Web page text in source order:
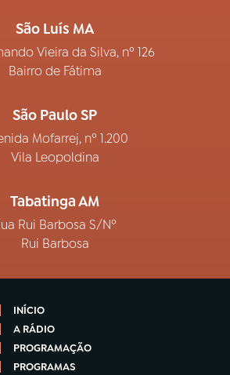
São Luís MA
Vieira da Silva, nº 126
Bairro de Fátima
São Paulo SP
Mofarrej, nº 1.200
Vila Leopoldina
Tabatinga AM
Rui Barbosa S/Nº
Rui Barbosa
INÍCIO
A RÁDIO
PROGRAMAÇÃO
PROGRAMAS